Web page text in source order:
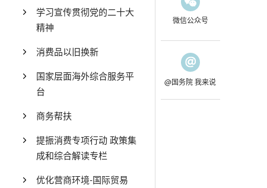
学习宣传贯彻党的二十大
精神
消费品以旧换新
国家层面海外综合服务平
台
商务帮扶
提振消费专项行动 政策集
成和综合解读专栏
优化营商环境-国际贸易
微信公众号
@国务院 我来说